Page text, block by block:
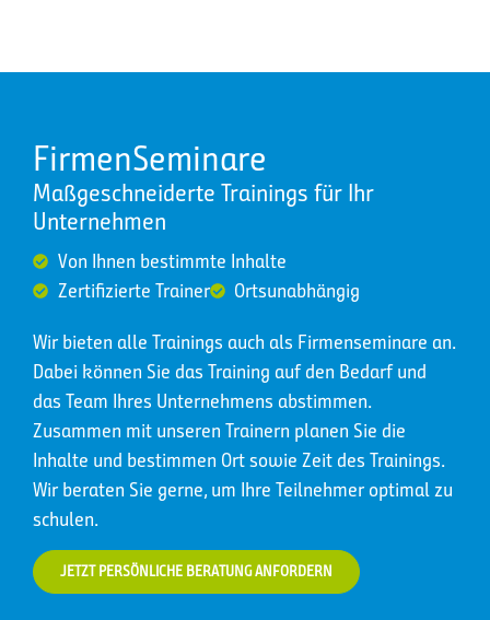
FirmenSeminare
Maßgeschneiderte Trainings für Ihr
Unternehmen
Von Ihnen bestimmte Inhalte
Zertifizierte Trainer
Ortsunabhängig
Wir bieten alle Trainings auch als Firmenseminare an.
Dabei können Sie das Training auf den Bedarf und
das Team Ihres Unternehmens abstimmen.
Zusammen mit unseren Trainern planen Sie die
Inhalte und bestimmen Ort sowie Zeit des Trainings.
Wir beraten Sie gerne, um Ihre Teilnehmer optimal zu
schulen.
JETZT PERSÖNLICHE BERATUNG ANFORDERN